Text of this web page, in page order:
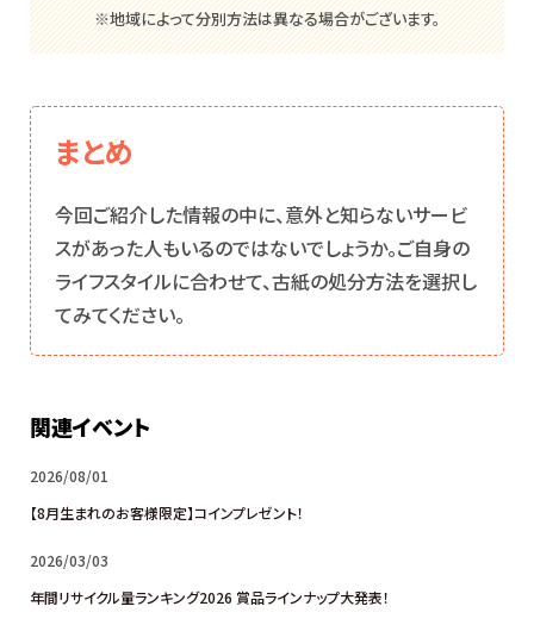
※地域によって分別方法は異なる場合がございます。
まとめ
今回ご紹介した情報の中に、意外と知らないサービ
スがあった人もいるのではないでしょうか。ご自身の
ライフスタイルに合わせて、古紙の処分方法を選択し
てみてください。
関連イベント
2026/08/01
【8月生まれのお客様限定】コインプレゼント！
2026/03/03
年間リサイクル量ランキング2026 賞品ラインナップ大発表！